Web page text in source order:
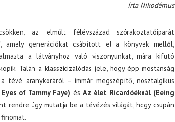
írta Nikodémus
az elmúlt félévszázad szórakoztatóiparát
amely generációkat csábított el a könyvek mellől,
a látványhoz való viszonyunkat, mára kifutó
Talán a klasszicizálódás jele, hogy épp mostanság
aranykoráról – immár megszépítő, nosztalgikus
of Tammy Faye) és Az élet Ricardóéknál (Being
rendre úgy mutatja be a tévézés világát, hogy csupán